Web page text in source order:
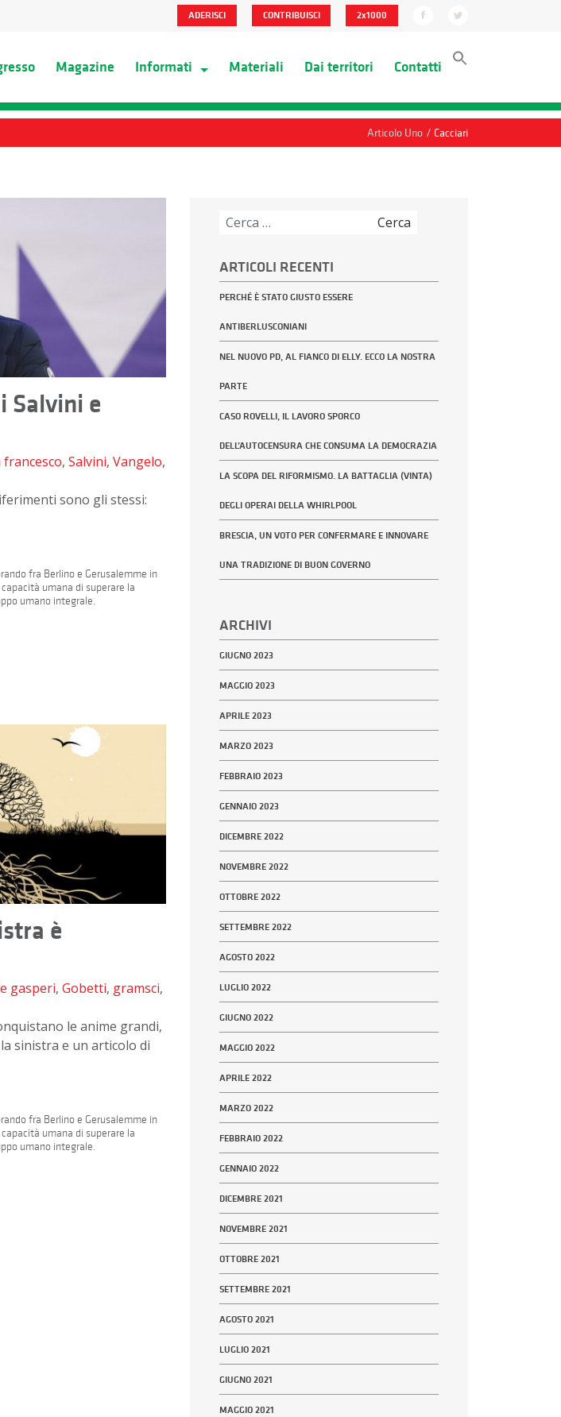
ADERISCI CONTRIBUISCI 2x1000
Magazine Informati Materiali Dai territori Contatti
Articolo Uno / Cacciari
Salvini e
francesco, Salvini, Vangelo,
sono gli stessi:
fra Berlino e Gerusalemme in
umana di superare la
umano integrale.
è
gasperi, Gobetti, gramsci,
le anime grandi,
sinistra e un articolo di
fra Berlino e Gerusalemme in
umana di superare la
umano integrale.
ARTICOLI RECENTI
PERCHÉ È STATO GIUSTO ESSERE
ANTIBERLUSCONIANI
NEL NUOVO PD, AL FIANCO DI ELLY. ECCO LA NOSTRA
PARTE
CASO ROVELLI, IL LAVORO SPORCO
DELL’AUTOCENSURA CHE CONSUMA LA DEMOCRAZIA
LA SCOPA DEL RIFORMISMO. LA BATTAGLIA (VINTA)
DEGLI OPERAI DELLA WHIRLPOOL
BRESCIA, UN VOTO PER CONFERMARE E INNOVARE
UNA TRADIZIONE DI BUON GOVERNO
ARCHIVI
GIUGNO 2023
MAGGIO 2023
APRILE 2023
MARZO 2023
FEBBRAIO 2023
GENNAIO 2023
DICEMBRE 2022
NOVEMBRE 2022
OTTOBRE 2022
SETTEMBRE 2022
AGOSTO 2022
LUGLIO 2022
GIUGNO 2022
MAGGIO 2022
APRILE 2022
MARZO 2022
FEBBRAIO 2022
GENNAIO 2022
DICEMBRE 2021
NOVEMBRE 2021
OTTOBRE 2021
SETTEMBRE 2021
AGOSTO 2021
LUGLIO 2021
GIUGNO 2021
MAGGIO 2021